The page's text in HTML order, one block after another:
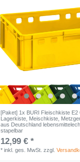
[Paket] 1x BURI Fleischkiste
Lagerkiste, Meischkiste,
aus Deutschland
stapelbar
12,99 € *
*inkl. ges. MwSt. zzgl.